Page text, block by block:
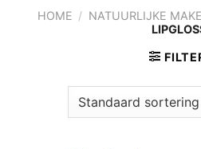
HOME / NATUURLIJKE